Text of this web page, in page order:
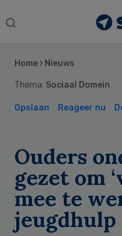
Search
Home › Nieuws
Thema: Sociaal Domein
Opslaan Reageer nu
Ouders
gezet om
mee te
jeugdhulp
Sidebar